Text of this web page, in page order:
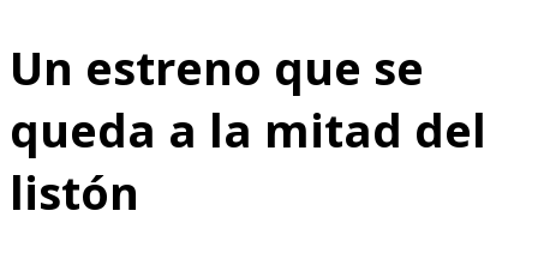
Un estreno que se
queda a la mitad del
listón